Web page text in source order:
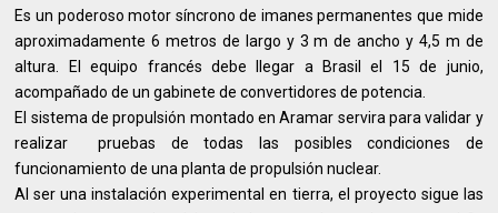
Es un poderoso motor síncrono de imanes permanentes que mide
aproximadamente 6 metros de largo y 3 m de ancho y 4,5 m de
altura. El equipo francés debe llegar a Brasil el 15 de junio,
acompañado de un gabinete de convertidores de potencia.
El sistema de propulsión montado en Aramar servira para validar y
realizar pruebas de todas las posibles condiciones de
funcionamiento de una planta de propulsión nuclear.
Al ser una instalación experimental en tierra, el proyecto sigue las